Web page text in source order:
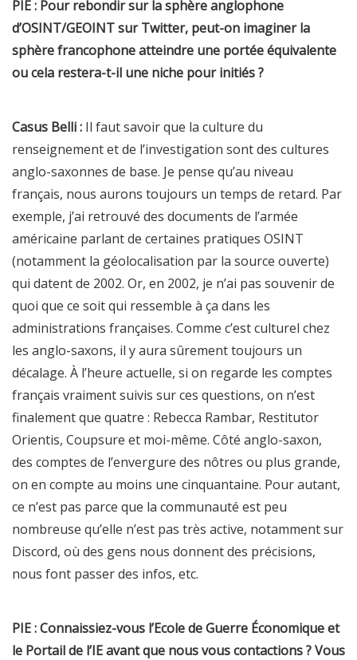
PIE : Pour rebondir sur la sphère anglophone
d’OSINT/GEOINT sur Twitter, peut-on imaginer la
sphère francophone atteindre une portée équivalente
ou cela restera-t-il une niche pour initiés ?
Casus Belli : Il faut savoir que la culture du
renseignement et de l’investigation sont des cultures
anglo-saxonnes de base. Je pense qu’au niveau
français, nous aurons toujours un temps de retard. Par
exemple, j’ai retrouvé des documents de l’armée
américaine parlant de certaines pratiques OSINT
(notamment la géolocalisation par la source ouverte)
qui datent de 2002. Or, en 2002, je n’ai pas souvenir de
quoi que ce soit qui ressemble à ça dans les
administrations françaises. Comme c’est culturel chez
les anglo-saxons, il y aura sûrement toujours un
décalage. À l’heure actuelle, si on regarde les comptes
français vraiment suivis sur ces questions, on n’est
finalement que quatre : Rebecca Rambar, Restitutor
Orientis, Coupsure et moi-même. Côté anglo-saxon,
des comptes de l’envergure des nôtres ou plus grande,
on en compte au moins une cinquantaine. Pour autant,
ce n’est pas parce que la communauté est peu
nombreuse qu’elle n’est pas très active, notamment sur
Discord, où des gens nous donnent des précisions,
nous font passer des infos, etc.
PIE : Connaissiez-vous l’Ecole de Guerre Économique et
le Portail de l’IE avant que nous vous contactions ? Vous